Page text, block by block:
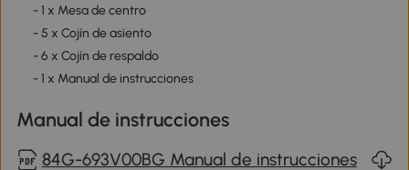
- 1 x Mesa de centro
- 5 x Cojín de asiento
- 6 x Cojín de respaldo
- 1 x Manual de instrucciones
Manual de instrucciones
84G-693V00BG Manual de instrucciones